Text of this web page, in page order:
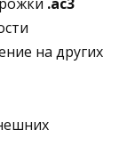
на других